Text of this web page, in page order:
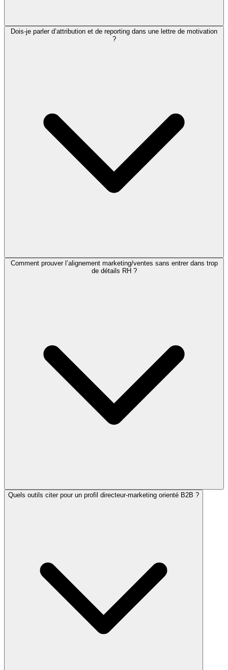
Dois-je parler d’attribution et de reporting dans une lettre de motivation
?
Comment prouver l’alignement marketing/ventes sans entrer dans trop
de détails RH ?
Quels outils citer pour un profil directeur-marketing orienté B2B ?